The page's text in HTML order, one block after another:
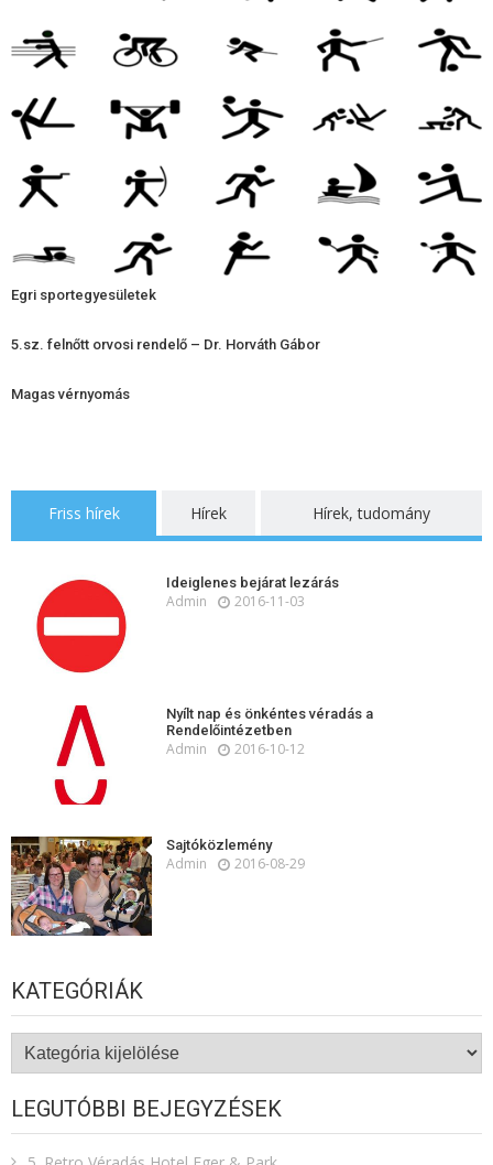
Egri sportegyesületek
5.sz. felnőtt orvosi rendelő – Dr. Horváth Gábor
Magas vérnyomás
Friss hírek Hírek Hírek, tudomány
Ideiglenes bejárat lezárás
Admin 2016-11-03
Nyílt nap és önkéntes véradás a
Rendelőintézetben
Admin 2016-10-12
Sajtóközlemény
Admin 2016-08-29
KATEGÓRIÁK
Kategóriák
LEGUTÓBBI BEJEGYZÉSEK